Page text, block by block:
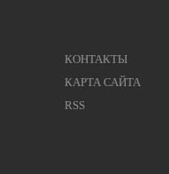
КОНТАКТЫ
КАРТА САЙТА
RSS